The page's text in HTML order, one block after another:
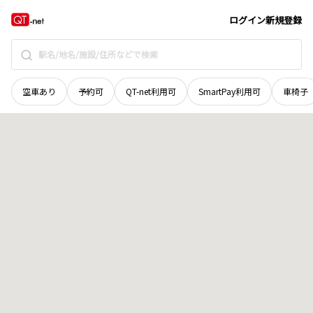
ログイン新規登録
空車あり 予約可 QT-net利用可 SmartPay利用可 車椅子
北海道